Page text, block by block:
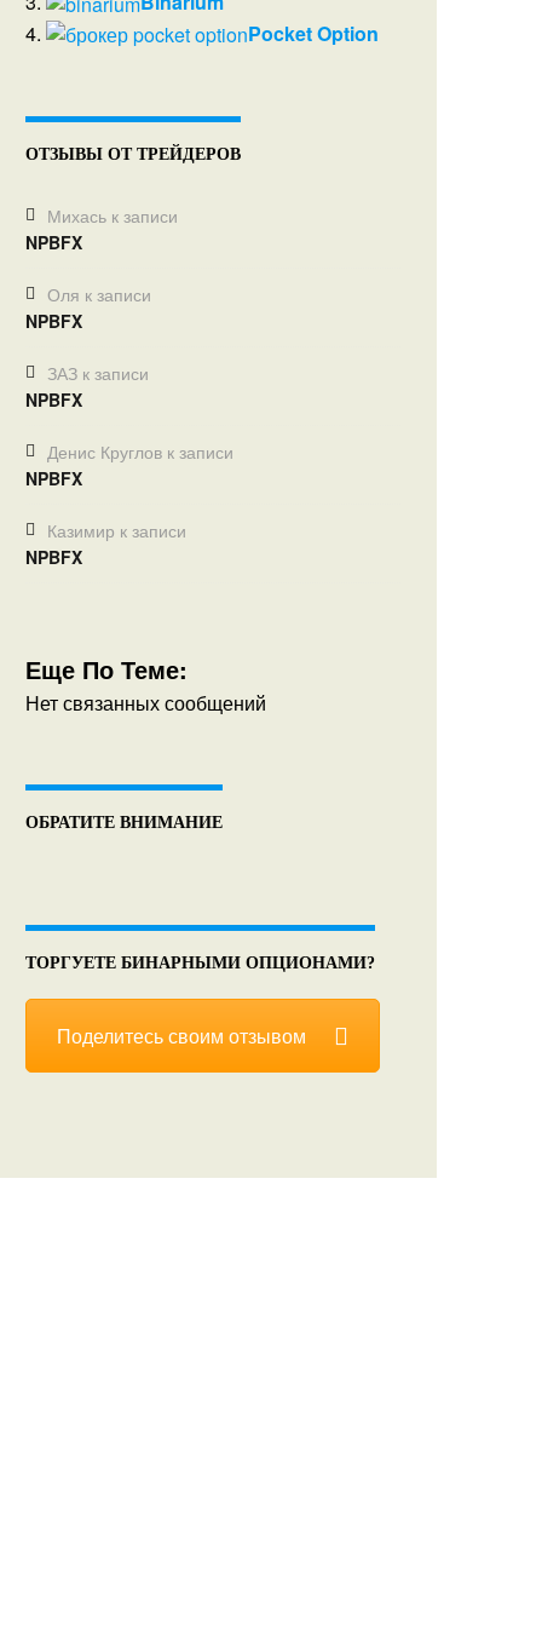
4.
Pocket Option
ОТЗЫВЫ ОТ ТРЕЙДЕРОВ
Михась к записи
NPBFX
Оля к записи
NPBFX
ЗАЗ к записи
NPBFX
Денис Круглов к записи
NPBFX
Казимир к записи
NPBFX
Еще По Теме:
Нет связанных сообщений
ОБРАТИТЕ ВНИМАНИЕ
ТОРГУЕТЕ БИНАРНЫМИ ОПЦИОНАМИ?
Поделитесь своим отзывом